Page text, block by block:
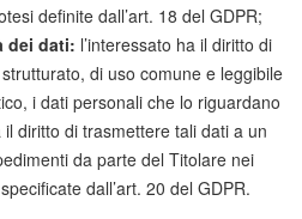
definite dall’art. 18 del GDPR;
dei dati: l’interessato ha il diritto di
di uso comune e leggibile
i dati personali che lo riguardano
diritto di trasmettere tali dati a un
da parte del Titolare nei
dall’art. 20 del GDPR.